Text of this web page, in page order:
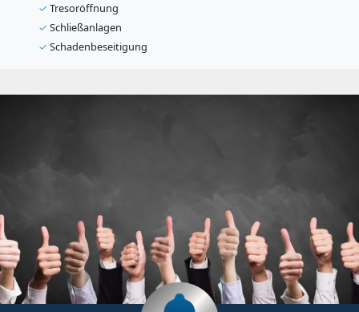
✓ Tresoröffnung
✓ Schließanlagen
✓ Schadenbeseitigung